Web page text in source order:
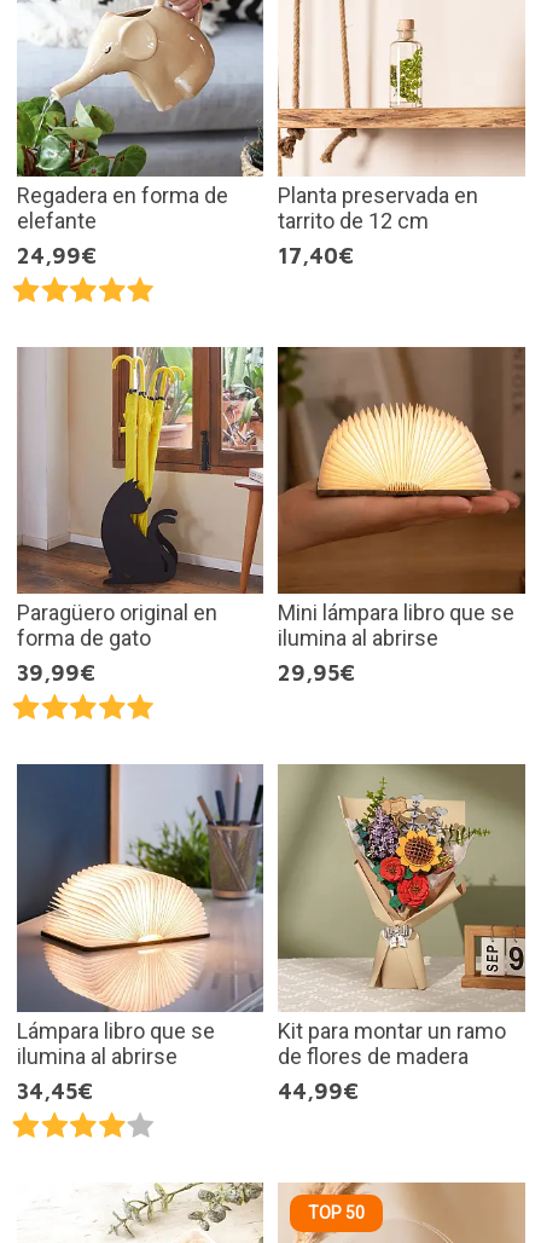
Regadera en forma de
elefante
24,99€
Planta preservada en
tarrito de 12 cm
17,40€
Paragüero original en
forma de gato
39,99€
Mini lámpara libro que se
ilumina al abrirse
29,95€
Lámpara libro que se
ilumina al abrirse
34,45€
Kit para montar un ramo
de flores de madera
44,99€
TOP 50